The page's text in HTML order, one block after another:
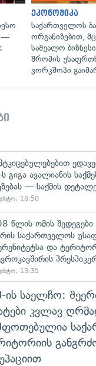
—
ეკონომიკა
საქართველოს
ორგანიზებით,
საშუალო
შრომის
ვორკშოპი
გიგა ავალიანის
— საქმის
16:50
წლის ომის
საქართველოს
და
13:35
ის საელჩო:
კვლავ